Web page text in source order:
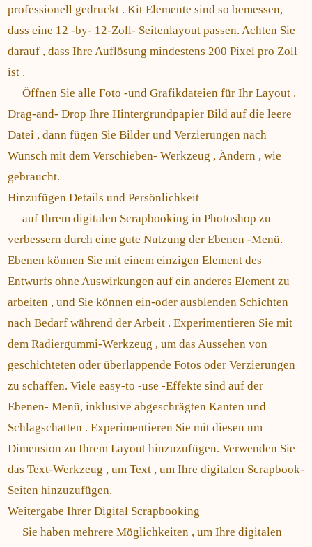
professionell gedruckt . Kit Elemente sind so bemessen,
dass eine 12 -by- 12-Zoll- Seitenlayout passen. Achten Sie
darauf , dass Ihre Auflösung mindestens 200 Pixel pro Zoll
ist .
Öffnen Sie alle Foto -und Grafikdateien für Ihr Layout .
Drag-and- Drop Ihre Hintergrundpapier Bild auf die leere
Datei , dann fügen Sie Bilder und Verzierungen nach
Wunsch mit dem Verschieben- Werkzeug , Ändern , wie
gebraucht.
Hinzufügen Details und Persönlichkeit
auf Ihrem digitalen Scrapbooking in Photoshop zu
verbessern durch eine gute Nutzung der Ebenen -Menü.
Ebenen können Sie mit einem einzigen Element des
Entwurfs ohne Auswirkungen auf ein anderes Element zu
arbeiten , und Sie können ein-oder ausblenden Schichten
nach Bedarf während der Arbeit . Experimentieren Sie mit
dem Radiergummi-Werkzeug , um das Aussehen von
geschichteten oder überlappende Fotos oder Verzierungen
zu schaffen. Viele easy-to -use -Effekte sind auf der
Ebenen- Menü, inklusive abgeschrägten Kanten und
Schlagschatten . Experimentieren Sie mit diesen um
Dimension zu Ihrem Layout hinzuzufügen. Verwenden Sie
das Text-Werkzeug , um Text , um Ihre digitalen Scrapbook-
Seiten hinzuzufügen.
Weitergabe Ihrer Digital Scrapbooking
Sie haben mehrere Möglichkeiten , um Ihre digitalen